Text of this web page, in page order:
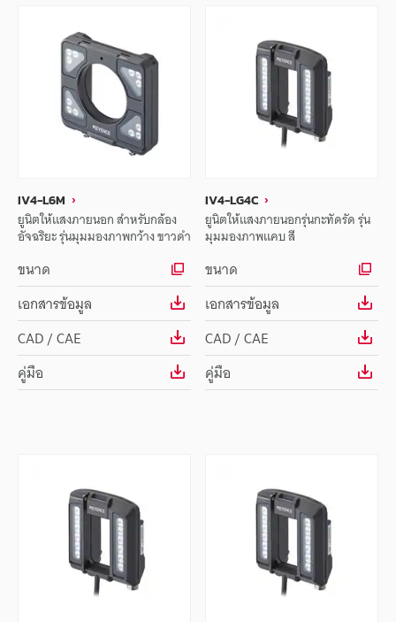
IV4-L6M
ยูนิตให้แสงภายนอก สำหรับกล้อง
อัจฉริยะ รุ่นมุมมองภาพกว้าง ขาวดำ
ขนาด
เอกสารข้อมูล
CAD / CAE
คู่มือ
IV4-LG4C
ยูนิตให้แสงภายนอกรุ่นกะทัดรัด รุ่น
มุมมองภาพแคบ สี
ขนาด
เอกสารข้อมูล
CAD / CAE
คู่มือ